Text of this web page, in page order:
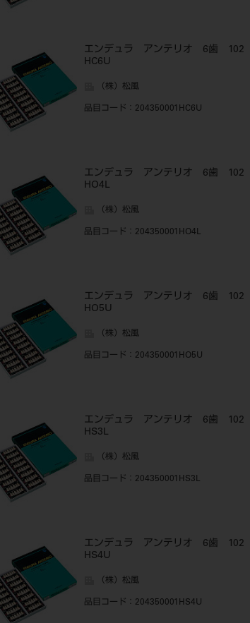
エンデュラ アンテリオ 6歯 102
HC6U
（株）松風
品目コード ：204350001HC6U
エンデュラ アンテリオ 6歯 102
HO4L
（株）松風
品目コード ：204350001HO4L
エンデュラ アンテリオ 6歯 102
HO5U
（株）松風
品目コード ：204350001HO5U
エンデュラ アンテリオ 6歯 102
HS3L
（株）松風
品目コード ：204350001HS3L
エンデュラ アンテリオ 6歯 102
HS4U
（株）松風
品目コード ：204350001HS4U